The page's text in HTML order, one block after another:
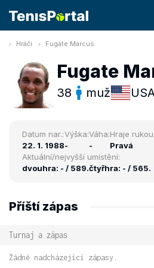
Hráči Fugate Marcus
Fugate
38 muž
Datum nar.:
22. 1. 1988
Výška:
-
Váha:
-
Hraje rukou:
Pravá
Aktuální/nejvyšší umístění:
dvouhra: - / 589.čtyřhra: - / 565.
Příští zápas
Turnaj a zápas
Žádné nadcházející zápasy.